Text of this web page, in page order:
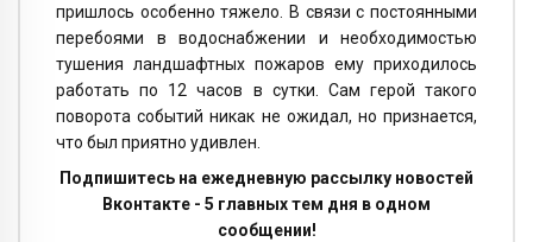
пришлось особенно тяжело. В связи с постоянными
перебоями в водоснабжении и необходимостью
тушения ландшафтных пожаров ему приходилось
работать по 12 часов в сутки. Сам герой такого
поворота событий никак не ожидал, но признается,
что был приятно удивлен.
Подпишитесь на ежедневную рассылку новостей
Вконтакте - 5 главных тем дня в одном
сообщении!